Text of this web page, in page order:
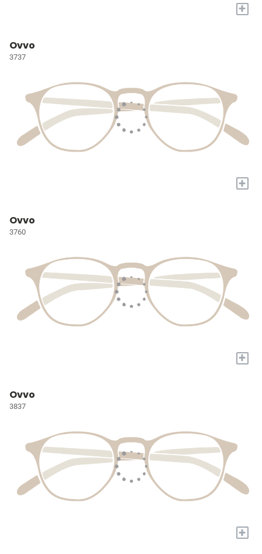
+
Ovvo
3737
+
Ovvo
3760
+
Ovvo
3837
+